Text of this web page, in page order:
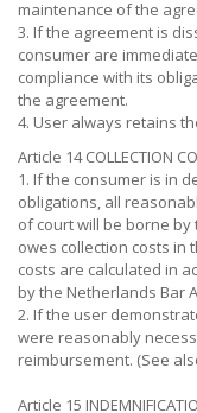
maintenance of the
3. If the agreement is
consumer are
compliance with its
the agreement.
4. User always retains
Article 14 COLLECTION
1. If the consumer is in
obligations, all
of court will be borne by
owes collection costs in
costs are calculated in
by the Netherlands Bar
2. If the user
were reasonably
reimbursement. (See
Article 15